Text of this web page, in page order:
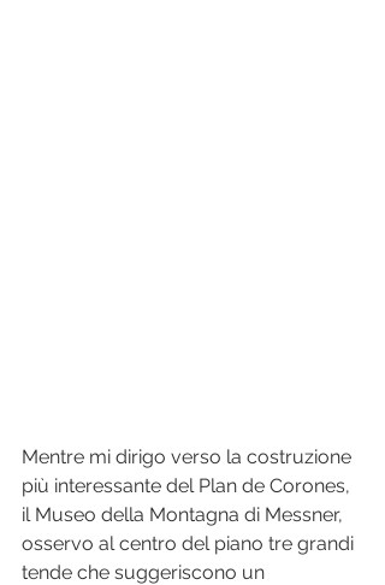
Mentre mi dirigo verso la costruzione
più interessante del Plan de Corones,
il Museo della Montagna di Messner,
osservo al centro del piano tre grandi
tende che suggeriscono un